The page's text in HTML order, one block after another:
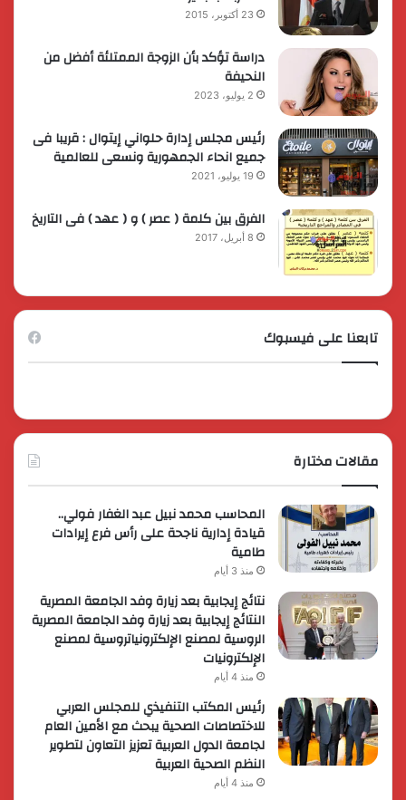
23 أكتوبر، 2015
دراسة تؤكد بأن الزوجة الممتلئة أفضل من
النحيفة
2 يوليو، 2023
رئيس مجلس إدارة حلواني إيتوال : قريبا فى
جميع انحاء الجمهورية ونسعى للعالمية
19 يوليو، 2021
الفرق بين كلمة ( عصر ) و ( عهد ) فى التاريخ
8 أبريل، 2017
تابعنا على فيسبوك
مقالات مختارة
المحاسب محمد نبيل عبد الغفار فولي..
قيادة إدارية ناجحة على رأس فرع إيرادات
طامية
منذ 3 أيام
نتائج إيجابية بعد زيارة وفد الجامعة المصرية
النتائج إيجابية بعد زيارة وفد الجامعة المصرية
الروسية لمصنع الإلكترونياتروسية لمصنع
الإلكترونيات
منذ 4 أيام
رئيس المكتب التنفيذي للمجلس العربي
للاختصاصات الصحية يبحث مع الأمين العام
لجامعة الدول العربية تعزيز التعاون لتطوير
النظم الصحية العربية
منذ 4 أيام